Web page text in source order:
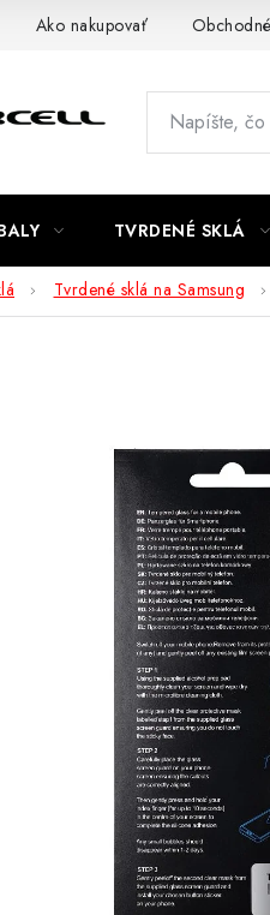
Ako nakupovať
TVRDENÉ SKLÁ
Tvrdené sklá na Samsung